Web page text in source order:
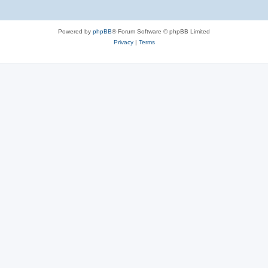
Powered by phpBB® Forum Software © phpBB Limited
Privacy| Terms